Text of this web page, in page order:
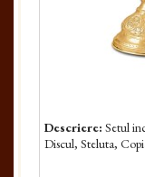
Descriere: Setul
Discul, Steluta,